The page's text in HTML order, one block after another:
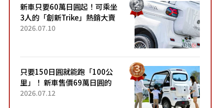
新車只要60萬日圓起！可乘坐
3人的「創新Trike」熱銷大賣
成為人氣車款！「養車成本真
2026.07.10
只要150日圓就能跑「100公
里」！ 新車售價69萬日圓的
「3人座」Trike大受歡迎！ 順
2026.07.12